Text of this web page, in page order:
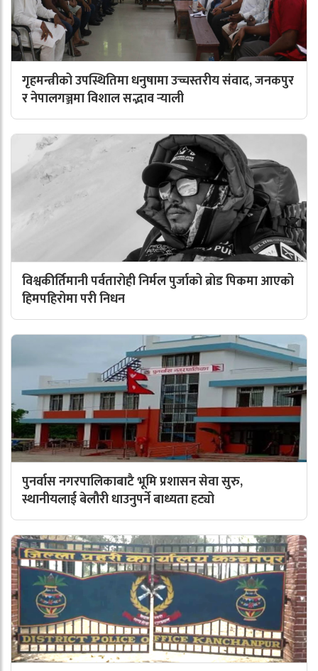
गृहमन्त्रीको उपस्थितिमा धनुषामा उच्चस्तरीय संवाद, जनकपुर
र नेपालगञ्जमा विशाल सद्भाव र्‍याली
विश्वकीर्तिमानी पर्वतारोही निर्मल पुर्जाको ब्रोड पिकमा आएको
हिमपहिरोमा परी निधन
पुनर्वास नगरपालिकाबाटै भूमि प्रशासन सेवा सुरु,
स्थानीयलाई बेलौरी धाउनुपर्ने बाध्यता हट्यो